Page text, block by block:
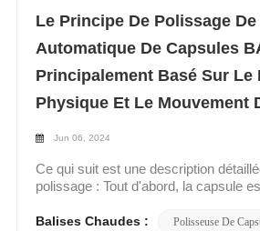
Le Principe De Polissage
Automatique De Capsules
Principalement Basé Sur Le
Physique Et Le Mouvement
Jun 06, 2024
Ce qui suit est une description
polissage : Tout d'abord, la capsule
capsules BA-YPJ, ce qui est
Balises Chaudes : Polisseuse De